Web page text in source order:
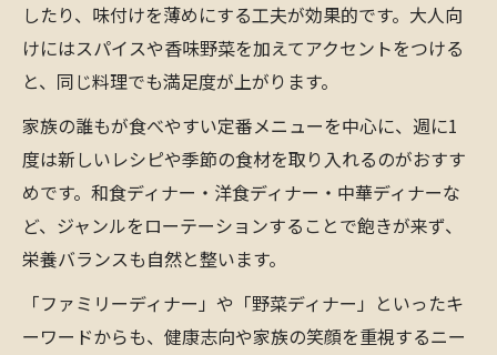
したり、味付けを薄めにする工夫が効果的です。大人向
けにはスパイスや香味野菜を加えてアクセントをつける
と、同じ料理でも満足度が上がります。
家族の誰もが食べやすい定番メニューを中心に、週に1
度は新しいレシピや季節の食材を取り入れるのがおすす
めです。和食ディナー・洋食ディナー・中華ディナーな
ど、ジャンルをローテーションすることで飽きが来ず、
栄養バランスも自然と整います。
「ファミリーディナー」や「野菜ディナー」といったキ
ーワードからも、健康志向や家族の笑顔を重視するニー